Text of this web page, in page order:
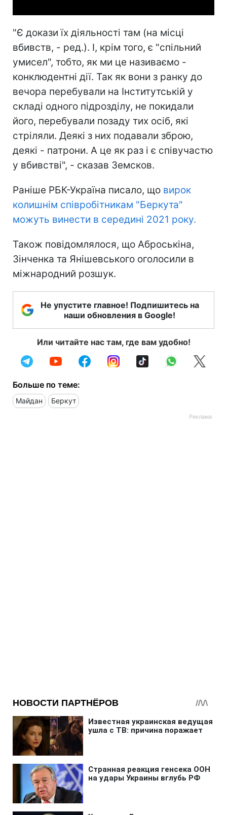
"Є докази їх діяльності там (на місці
вбивств, - ред.). І, крім того, є "спільний
умисел", тобто, як ми це називаємо -
конклюдентні дії. Так як вони з ранку до
вечора перебували на Інститутській у
складі одного підрозділу, не покидали
його, перебували позаду тих осіб, які
стріляли. Деякі з них подавали зброю,
деякі - патрони. А це як раз і є співучастю
у вбивстві", - сказав Земсков.
Раніше РБК-Україна писало, що вирок
колишнім співробітникам "Беркута"
можуть винести в середині 2021 року.
Також повідомлялося, що Аброськіна,
Зінченка та Янішевського оголосили в
міжнародний розшук.
Не упустите главное! Подпишитесь на
наши обновления в Google!
Или читайте нас там, где вам удобно!
Больше по теме:
Майдан Беркут